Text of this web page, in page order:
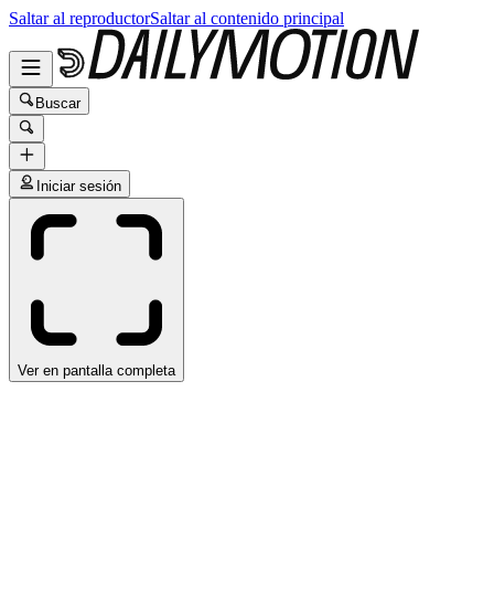
Saltar al reproductorSaltar al contenido principal
Buscar
Iniciar sesión
Ver en pantalla completa